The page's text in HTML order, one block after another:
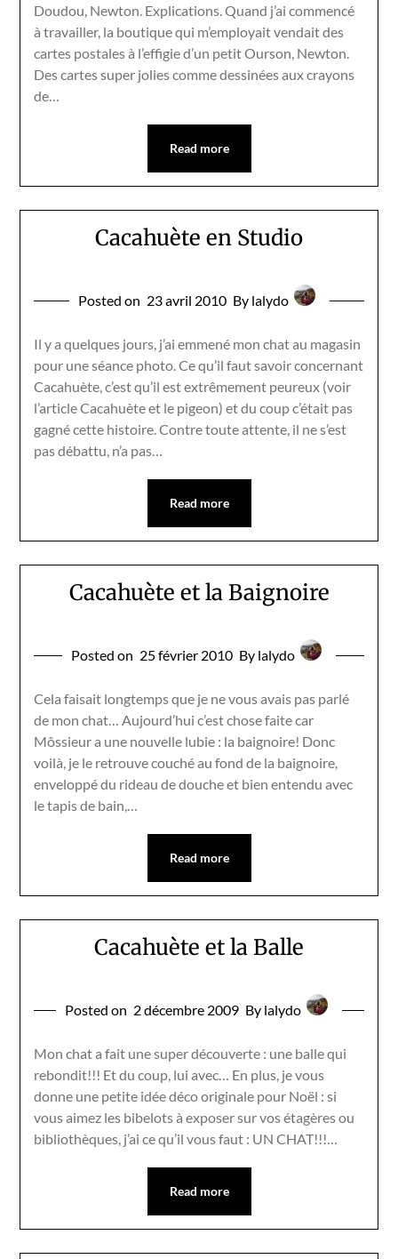
Doudou, Newton. Explications. Quand j’ai commencé
à travailler, la boutique qui m’employait vendait des
cartes postales à l’effigie d’un petit Ourson, Newton.
Des cartes super jolies comme dessinées aux crayons
de…
Read more
Cacahuète en Studio
Posted on 23 avril 2010 By lalydo
Il y a quelques jours, j’ai emmené mon chat au magasin
pour une séance photo. Ce qu’il faut savoir concernant
Cacahuète, c’est qu’il est extrêmement peureux (voir
l’article Cacahuète et le pigeon) et du coup c’était pas
gagné cette histoire. Contre toute attente, il ne s’est
pas débattu, n’a pas…
Read more
Cacahuète et la Baignoire
Posted on 25 février 2010 By lalydo
Cela faisait longtemps que je ne vous avais pas parlé
de mon chat… Aujourd’hui c’est chose faite car
Môssieur a une nouvelle lubie : la baignoire! Donc
voilà, je le retrouve couché au fond de la baignoire,
enveloppé du rideau de douche et bien entendu avec
le tapis de bain,…
Read more
Cacahuète et la Balle
Posted on 2 décembre 2009 By lalydo
Mon chat a fait une super découverte : une balle qui
rebondit!!! Et du coup, lui avec… En plus, je vous
donne une petite idée déco originale pour Noël : si
vous aimez les bibelots à exposer sur vos étagères ou
bibliothèques, j’ai ce qu’il vous faut : UN CHAT!!!…
Read more